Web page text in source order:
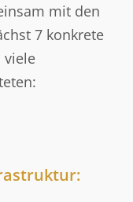
mit den
7 konkrete
viele